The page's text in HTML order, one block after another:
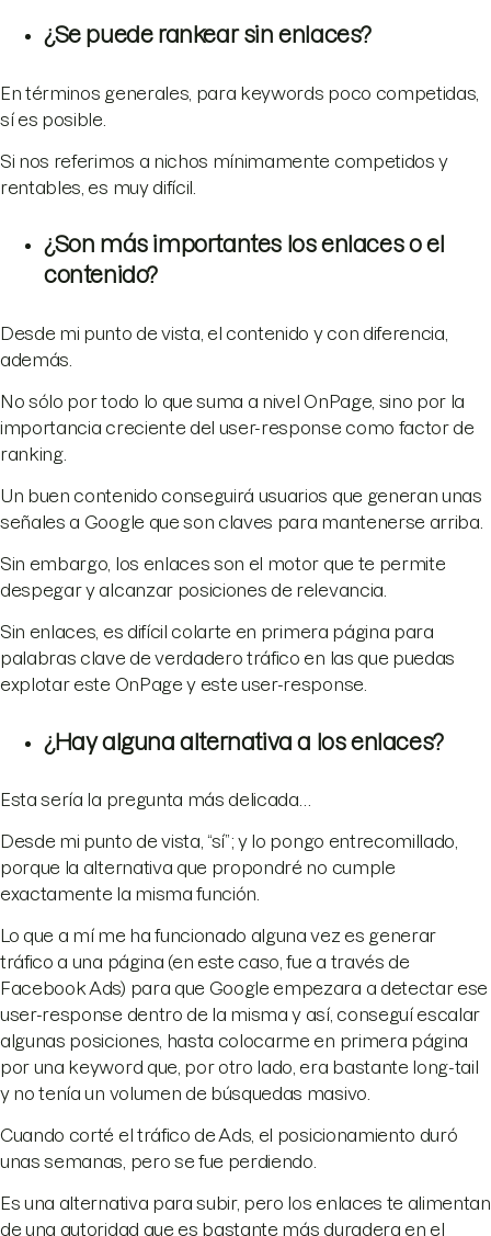
¿Se puede rankear sin enlaces?
En términos generales, para keywords poco competidas,
sí es posible.
Si nos referimos a nichos mínimamente competidos y
rentables, es muy difícil.
¿Son más importantes los enlaces o el
contenido?
Desde mi punto de vista, el contenido y con diferencia,
además.
No sólo por todo lo que suma a nivel OnPage, sino por la
importancia creciente del user-response como factor de
ranking.
Un buen contenido conseguirá usuarios que generan unas
señales a Google que son claves para mantenerse arriba.
Sin embargo, los enlaces son el motor que te permite
despegar y alcanzar posiciones de relevancia.
Sin enlaces, es difícil colarte en primera página para
palabras clave de verdadero tráfico en las que puedas
explotar este OnPage y este user-response.
¿Hay alguna alternativa a los enlaces?
Esta sería la pregunta más delicada…
Desde mi punto de vista, “sí”; y lo pongo entrecomillado,
porque la alternativa que propondré no cumple
exactamente la misma función.
Lo que a mí me ha funcionado alguna vez es generar
tráfico a una página (en este caso, fue a través de
Facebook Ads) para que Google empezara a detectar ese
user-response dentro de la misma y así, conseguí escalar
algunas posiciones, hasta colocarme en primera página
por una keyword que, por otro lado, era bastante long-tail
y no tenía un volumen de búsquedas masivo.
Cuando corté el tráfico de Ads, el posicionamiento duró
unas semanas, pero se fue perdiendo.
Es una alternativa para subir, pero los enlaces te alimentan
de una autoridad que es bastante más duradera en el